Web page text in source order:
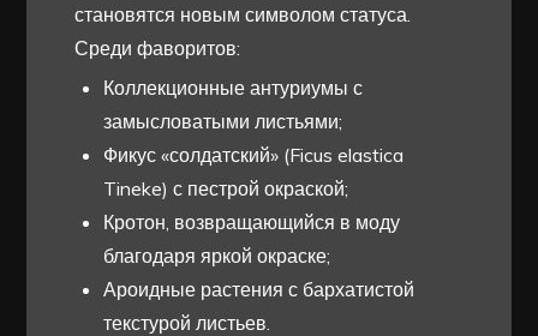
становятся новым символом статуса.
Среди фаворитов:
Коллекционные антуриумы с
замысловатыми листьями;
Фикус «солдатский» (Ficus elastica
Tineke) с пестрой окраской;
Кротон, возвращающийся в моду
благодаря яркой окраске;
Ароидные растения с бархатистой
текстурой листьев.